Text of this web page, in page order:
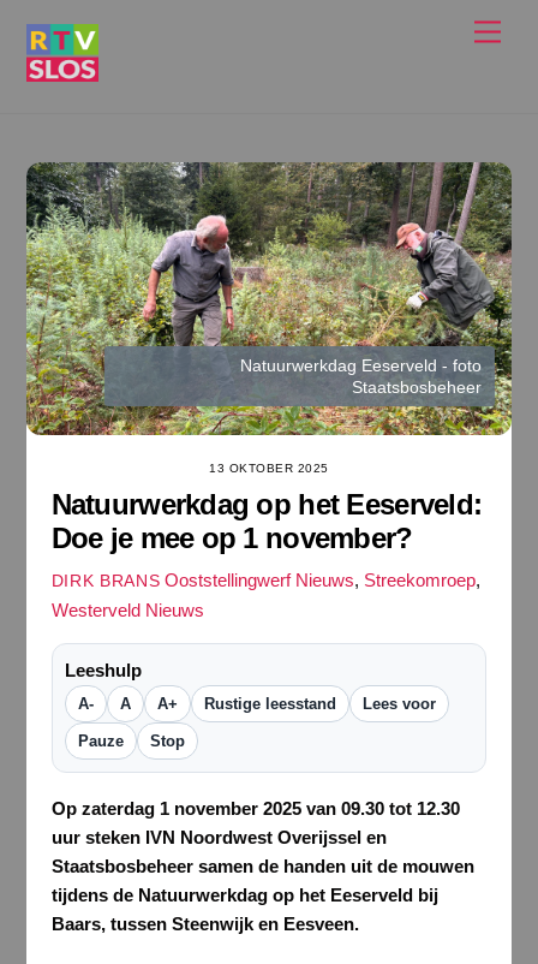
Natuurwerkdag Eeserveld - foto
Staatsbosbeheer
13 OKTOBER 2025
Natuurwerkdag op het Eeserveld:
Doe je mee op 1 november?
DIRK BRANS Ooststellingwerf Nieuws, Streekomroep,
Westerveld Nieuws
Leeshulp
A- A A+ Rustige leesstand Lees voor
Pauze Stop
Op zaterdag 1 november 2025 van 09.30 tot 12.30
uur steken IVN Noordwest Overijssel en
Staatsbosbeheer samen de handen uit de mouwen
tijdens de Natuurwerkdag op het Eeserveld bij
Baars, tussen Steenwijk en Eesveen.